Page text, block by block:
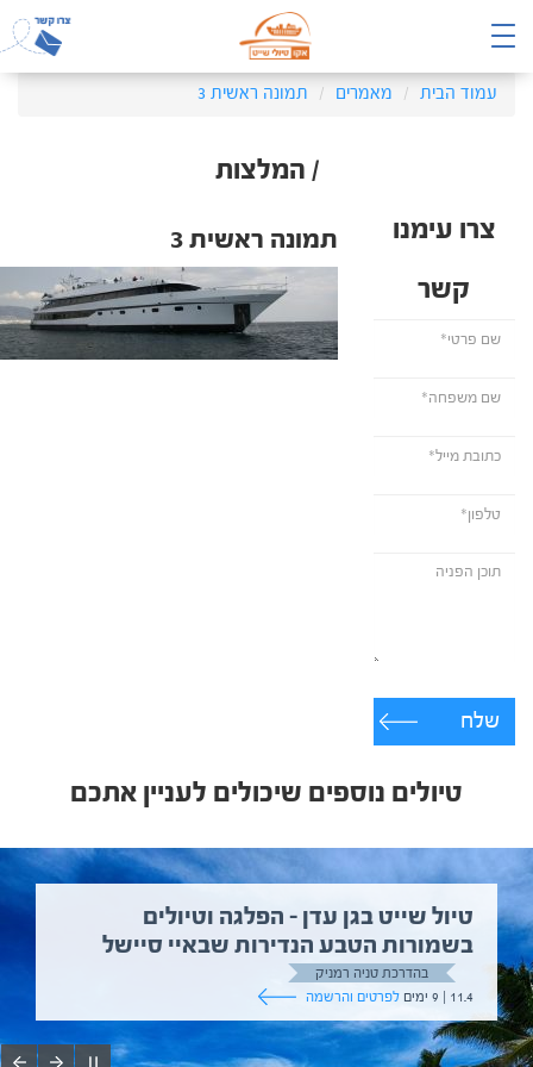
עמוד הבית מאמרים תמונה ראשית 3
/ המלצות
צרו עימנו
קשר
שלח
תמונה ראשית 3
טיולים נוספים שיכולים לעניין אתכם
טיול שייט בגן עדן – הפלגה וטיולים
בשמורות הטבע הנדירות שבאיי סיישל
בהדרכת טניה רמניק
11.4 | 9 ימים
לפרטים והרשמה